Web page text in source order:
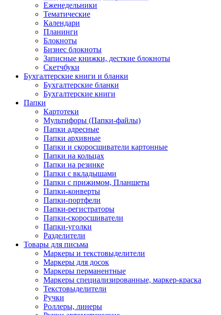
Еженедельники
Тематические
Календари
Планинги
Блокноты
Бизнес блокноты
Записные книжки, десткие блокноты
Скетчбуки
Бухгалтерские книги и бланки
Бухгалтерские бланки
Бухгалтерские книги
Папки
Картотеки
Мультифоры (Папки-файлы)
Папки адресные
Папки архивные
Папки и скоросшиватели картонные
Папки на кольцах
Папки на резинке
Папки с вкладышами
Папки с прижимом, Планшеты
Папки-конверты
Папки-портфели
Папки-регистраторы
Папки-скоросшиватели
Папки-уголки
Разделители
Товары для письма
Маркеры и текстовыделители
Маркеры для досок
Маркеры перманентные
Маркеры специализированные, маркер-краска
Текстовыделители
Ручки
Роллеры, линеры